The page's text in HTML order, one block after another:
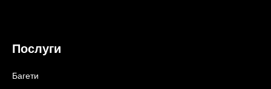
Послуги
Багети